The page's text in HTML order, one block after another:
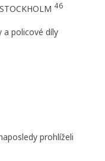
46
a policové díly
prohlíželi